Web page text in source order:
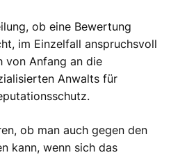
ob eine Bewertung
im Einzelfall anspruchsvoll
von Anfang an die
Anwalts für
ob man auch gegen den
kann, wenn sich das